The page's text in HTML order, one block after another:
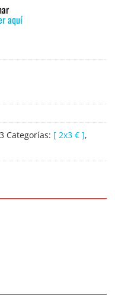
aquí
Categorías: [ 2x3 € ],